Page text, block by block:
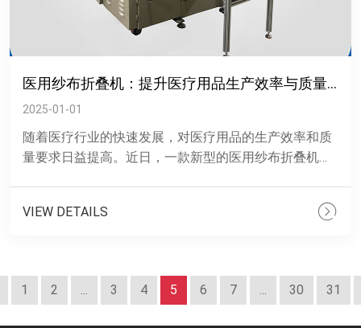
医用纱布折叠机：提升医疗用品生产效率与质量的新利器
2025-01-01
随着医疗行业的快速发展，对医疗用品的生产效率和质
量要求日益提高。近日，一款新型的医用纱布折叠机凭
VIEW DETAILS
1 2 ... 3 4 5 6 7 ... 30 31